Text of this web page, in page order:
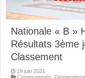
Nationale « B »
Résultats 3ème
Classement
19 juin 2021